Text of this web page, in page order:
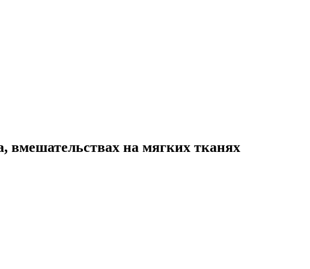
вмешательствах на мягких тканях